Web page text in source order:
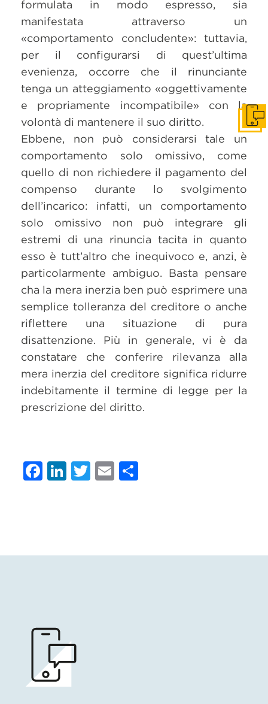
formulata in modo espresso, sia
manifestata attraverso un
«comportamento concludente»: tuttavia,
per il configurarsi di quest’ultima
evenienza, occorre che il rinunciante
tenga un atteggiamento «oggettivamente
e propriamente incompatibile» con la
volontà di mantenere il suo diritto.
Ebbene, non può considerarsi tale un
comportamento solo omissivo, come
quello di non richiedere il pagamento del
compenso durante lo svolgimento
dell’incarico: infatti, un comportamento
solo omissivo non può integrare gli
estremi di una rinuncia tacita in quanto
esso è tutt’altro che inequivoco e, anzi, è
particolarmente ambiguo. Basta pensare
cha la mera inerzia ben può esprimere una
semplice tolleranza del creditore o anche
riflettere una situazione di pura
disattenzione. Più in generale, vi è da
constatare che conferire rilevanza alla
mera inerzia del creditore significa ridurre
indebitamente il termine di legge per la
prescrizione del diritto.
Facebook
LinkedIn
Twitter
Email
Get